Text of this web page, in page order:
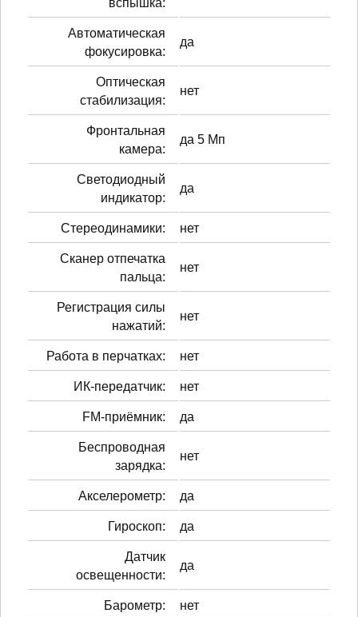
Автоматическая
фокусировка:
да
Оптическая
стабилизация:
нет
Фронтальная
камера:
да 5 Мп
Светодиодный
индикатор:
да
Стереодинамики: нет
Сканер отпечатка
пальца:
нет
Регистрация силы
нажатий:
нет
Работа в перчатках: нет
ИК-передатчик: нет
FM-приёмник: да
Беспроводная
зарядка:
нет
Акселерометр: да
Гироскоп: да
Датчик
освещенности:
да
Барометр: нет